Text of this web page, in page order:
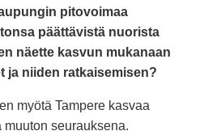
pitovoimaa
päättävistä nuorista
näette kasvun mukanaan
ja niiden ratkaisemisen?
myötä Tampere kasvaa
muuton seurauksena.